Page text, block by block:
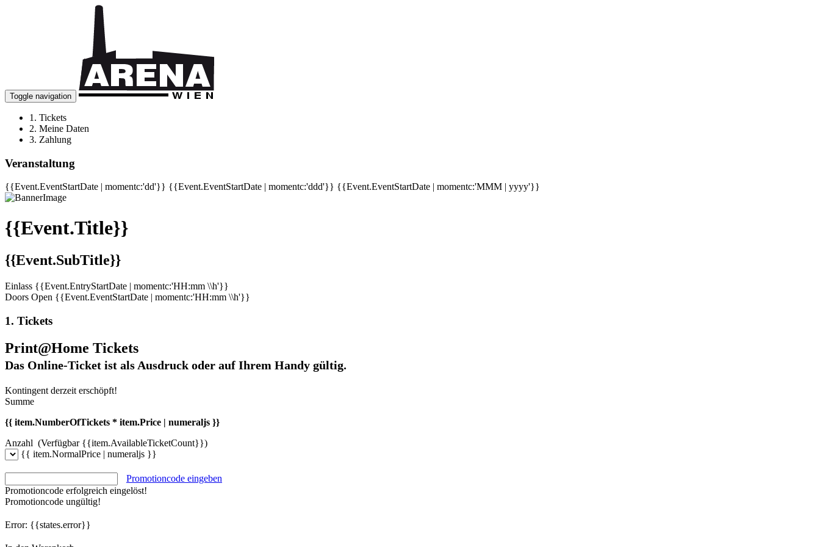
Toggle navigation
1. Tickets
2. Meine Daten
3. Zahlung
Veranstaltung
{{Event.EventStartDate | momentc:'dd'}} {{Event.EventStartDate | momentc:'ddd'}} {{Event.EventStartDate | momentc:'MMM | yyyy'}}
{{Event.Title}}
{{Event.SubTitle}}
Einlass {{Event.EntryStartDate | momentc:'HH:mm \\h'}}
Doors Open {{Event.EventStartDate | momentc:'HH:mm \\h'}}
1. Tickets
Print@Home Tickets
Das Online-Ticket ist als Ausdruck oder auf Ihrem Handy gültig.
Kontingent derzeit erschöpft!
Summe
{{ item.NumberOfTickets * item.Price | numeraljs }}
Anzahl (Verfügbar {{item.AvailableTicketCount}})
{{ item.NormalPrice | numeraljs }}
Promotioncode eingeben
Promotioncode erfolgreich eingelöst!
Promotioncode ungültig!
Error: {{states.error}}